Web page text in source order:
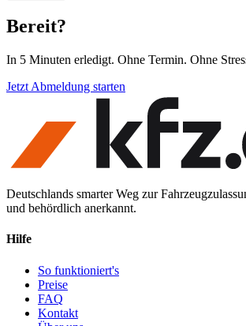
Bereit?
In 5 Minuten erledigt. Ohne Termin. Ohne
Jetzt Abmeldung starten
Deutschlands smarter Weg zur
und behördlich anerkannt.
Hilfe
So funktioniert's
Preise
FAQ
Kontakt